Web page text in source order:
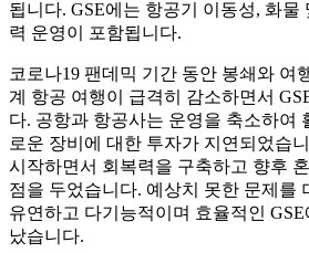
됩니다. GSE에는 항공기 이동성, 화물
력 운영이 포함됩니다.
코로나19 팬데믹 기간 동안 봉쇄와 여
계 항공 여행이 급격히 감소하면서
다. 공항과 항공사는 운영을 축소하여
로운 장비에 대한 투자가 지연되었습
시작하면서 회복력을 구축하고 향후
점을 두었습니다. 예상치 못한 문제를
유연하고 다기능적이며 효율적인
났습니다.